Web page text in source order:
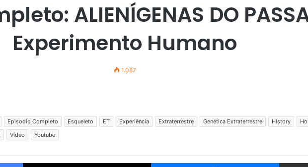
ALIENÍGENAS DO
Experimento Humano
1.087
Episodio Completo Esqueleto ET Experiência Extraterrestre Genética Extraterrestre History
Vídeo Youtube
Facebook X